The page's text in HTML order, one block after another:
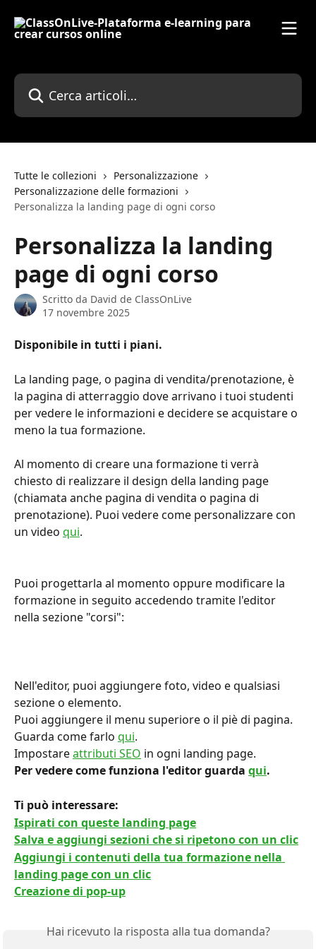
Cerca articoli…
Tutte le collezioni
Personalizzazione
Personalizzazione delle formazioni
Personalizza la landing page di ogni corso
Personalizza la landing
page di ogni corso
Scritto da David de ClassOnLive
17 novembre 2025
Disponibile in tutti i piani.
La landing page, o pagina di vendita/prenotazione, è
la pagina di atterraggio dove arrivano i tuoi studenti
per vedere le informazioni e decidere se acquistare o
meno la tua formazione.
Al momento di creare una formazione ti verrà
chiesto di realizzare il design della landing page
(chiamata anche pagina di vendita o pagina di
prenotazione). Puoi vedere come personalizzare con
un video qui.
Puoi progettarla al momento oppure modificare la
formazione in seguito accedendo tramite l'editor
nella sezione "corsi":
Nell'editor, puoi aggiungere foto, video e qualsiasi
sezione o elemento.
Puoi aggiungere il menu superiore o il piè di pagina.
Guarda come farlo qui.
Impostare attributi SEO in ogni landing page.
Per vedere come funziona l'editor guarda qui.
Ti può interessare:
Ispirati con queste landing page
Salva e aggiungi sezioni che si ripetono con un clic
Aggiungi i contenuti della tua formazione nella
landing page con un clic
Creazione di pop-up
Hai ricevuto la risposta alla tua domanda?